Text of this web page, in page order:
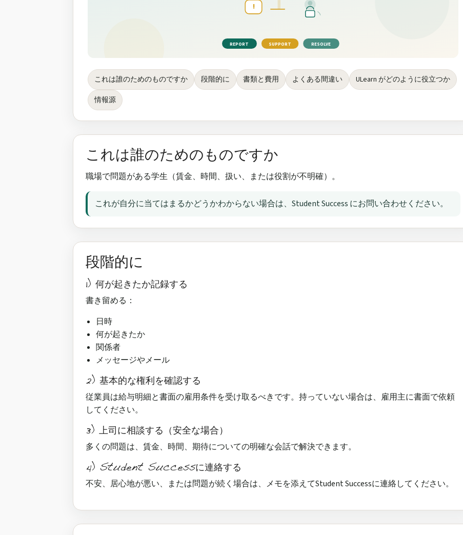
!
REPORT SUPPORT RESOLVE
これは誰のためのものですか 段階的に 書類と費用 よくある間違い
ULearn がどのように役立つか
情報源
これは誰のためのものですか
職場で問題がある学生（賃金、時間、扱い、または役割が不明確）。
これが自分に当てはまるかどうかわからない場合は、Student Success にお問い合わせください。
段階的に
1) 何が起きたか記録する
書き留める：
日時
何が起きたか
関係者
メッセージやメール
2) 基本的な権利を確認する
従業員は給与明細と書面の雇用条件を受け取るべきです。持っていない場合は、雇用主に書面で依頼
してください。
3) 上司に相談する（安全な場合）
多くの問題は、賃金、時間、期待についての明確な会話で解決できます。
4) Student Successに連絡する
不安、居心地が悪い、または問題が続く場合は、メモを添えてStudent Successに連絡してください。